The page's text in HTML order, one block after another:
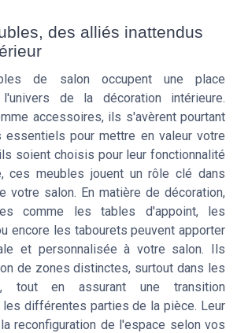
des alliés inattendus
de salon occupent une place
de la décoration intérieure.
accessoires, ils s'avèrent pourtant
pour mettre en valeur votre
soient choisis pour leur fonctionnalité
ces meubles jouent un rôle clé dans
votre salon. En matière de décoration,
comme les tables d'appoint, les
encore les tabourets peuvent apporter
et personnalisée à votre salon. Ils
de zones distinctes, surtout dans les
tout en assurant une transition
les différentes parties de la pièce. Leur
reconfiguration de l'espace selon vos